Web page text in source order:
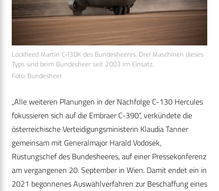
Lockheed Martin C-130K des Bundesheeres. Drei Maschinen dieses
Typs sind beim Bundesheer seit 2003 im Einsatz.
Foto: Bundesheer
„Alle weiteren Planungen in der Nachfolge C-130 Hercules
fokussieren sich auf die Embraer C-390“, verkündete die
österreichische Verteidigungsministerin Klaudia Tanner
gemeinsam mit Generalmajor Harald Vodosek,
Rüstungschef des Bundesheeres, auf einer Pressekonferenz
am vergangenen 20. September in Wien. Damit endet ein in
2021 begonnenes Auswahlverfahren zur Beschaffung eines